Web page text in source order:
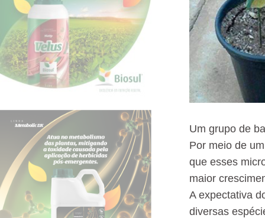
Um grupo de
Por meio de
que esses
maior
A expectativa
diversas